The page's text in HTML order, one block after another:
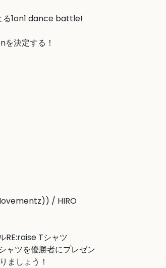
る1on1 dance battle!
決定する！
/ HIRO
RE:raise Tシャツ
ツを優勝者にプレゼン
ましょう！